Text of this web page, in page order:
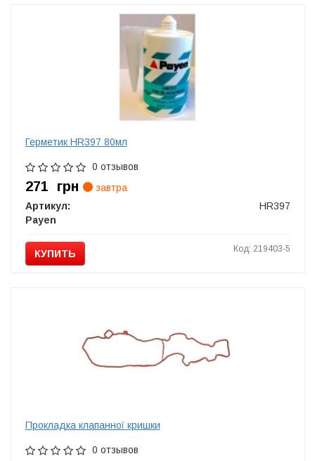
Герметик HR397 80мл
0 отзывов
271 грн
завтра
Артикул:
HR397
Payen
КУПИТЬ Код: 219403-5
Прокладка клапанної кришки
0 отзывов